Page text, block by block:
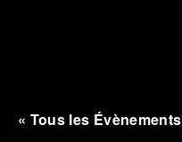
« Tous les Évènements